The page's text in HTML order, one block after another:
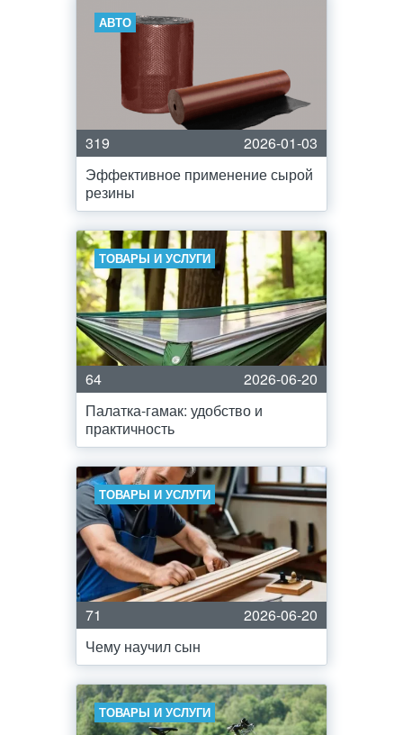
АВТО
319
2026-01-03
Эффективное применение сырой
резины
ТОВАРЫ И УСЛУГИ
64
2026-06-20
Палатка-гамак: удобство и
практичность
ТОВАРЫ И УСЛУГИ
71
2026-06-20
Чему научил сын
ТОВАРЫ И УСЛУГИ